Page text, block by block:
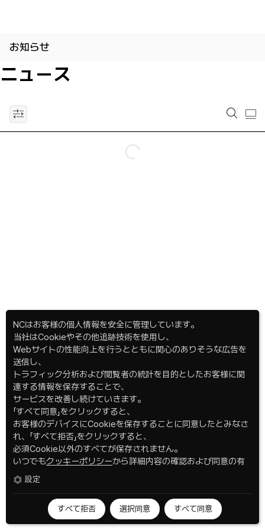
お知らせ
ニュース
NCはお客様の個人情報を安全に管理しています。
当社はCookieやその他追跡技術を使用し、
Webサイトの性能向上を行うとともに関心のありそうな広告を
送信し、
トラフィック分析および閲覧者の統計を目的としたお客様に関
連する情報を保存することで、
サービスを改善し続けていきます。
「すべて同意」をクリックすると、
お客様のデバイスにCookieを保存することに同意したとみなさ
れ、「すべて拒否」をクリックすると、
必須Cookie以外のすべてが保存されません。
いつでもクッキーポリシーから詳細内容の確認および同意の有
無を変更、撤回することができます。
設定
すべて拒否 選択同意 すべて同意